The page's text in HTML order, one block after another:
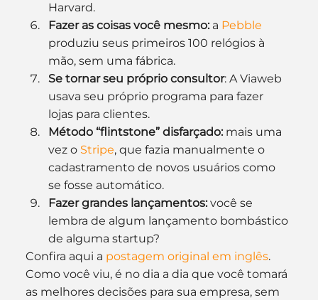
Harvard.
Fazer as coisas você mesmo: a Pebble
produziu seus primeiros 100 relógios à
mão, sem uma fábrica.
Se tornar seu próprio consultor: A Viaweb
usava seu próprio programa para fazer
lojas para clientes.
Método “flintstone” disfarçado: mais uma
vez o Stripe, que fazia manualmente o
cadastramento de novos usuários como
se fosse automático.
Fazer grandes lançamentos: você se
lembra de algum lançamento bombástico
de alguma startup?
Confira aqui a postagem original em inglês.
Como você viu, é no dia a dia que você tomará
as melhores decisões para sua empresa, sem